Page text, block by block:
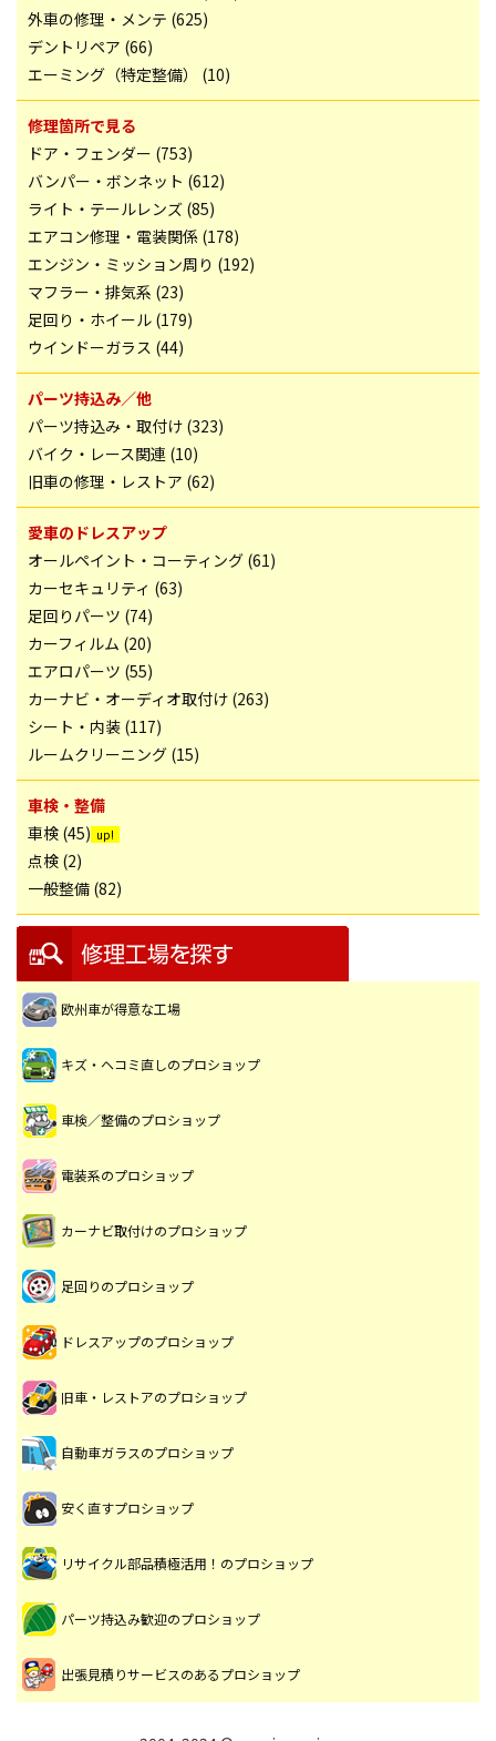
外車の修理・メンテ (625)
デントリペア (66)
エーミング（特定整備） (10)
修理箇所で見る
ドア・フェンダー (753)
バンパー・ボンネット (612)
ライト・テールレンズ (85)
エアコン修理・電装関係 (178)
エンジン・ミッション周り (192)
マフラー・排気系 (23)
足回り・ホイール (179)
ウインドーガラス (44)
パーツ持込み／他
パーツ持込み・取付け (323)
バイク・レース関連 (10)
旧車の修理・レストア (62)
愛車のドレスアップ
オールペイント・コーティング (61)
カーセキュリティ (63)
足回りパーツ (74)
カーフィルム (20)
エアロパーツ (55)
カーナビ・オーディオ取付け (263)
シート・内装 (117)
ルームクリーニング (15)
車検・整備
車検 (45)
点検 (2)
一般整備 (82)
欧州車が得意な工場
キズ・ヘコミ直しのプロショップ
車検／整備のプロショップ
電装系のプロショップ
カーナビ取付けのプロショップ
足回りのプロショップ
ドレスアップのプロショップ
旧車・レストアのプロショップ
自動車ガラスのプロショップ
安く直すプロショップ
リサイクル部品積極活用！のプロショップ
パーツ持込み歓迎のプロショップ
出張見積りサービスのあるプロショップ